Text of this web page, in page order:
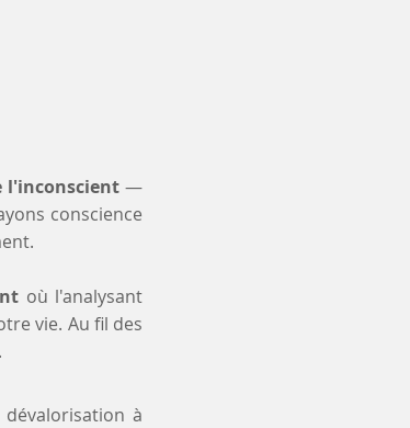
l'inconscient—
conscience
où l'analysant
vie. Au fil des
à